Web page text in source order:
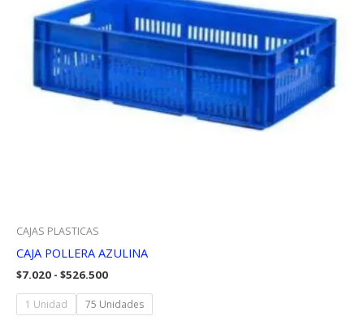
CAJAS PLASTICAS
CAJA POLLERA AZULINA
$7.020 - $526.500Rango
precios:
desde
1 Unidad 75 Unidades